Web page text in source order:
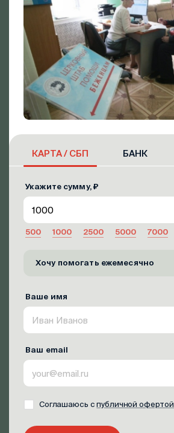
КАРТА / СБП БАНК
Укажите сумму, ₽
500 1000 2500 5000 7000
Хочу помогать ежемесячно
Ваше имя
Ваш email
Соглашаюсь спубличной офертой